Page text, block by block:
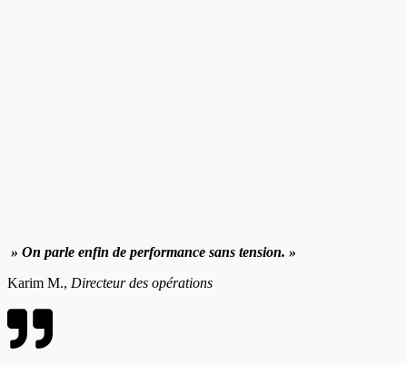
» On parle enfin de performance sans tension. »
Karim M., Directeur des opérations